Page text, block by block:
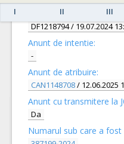
I II III
Documentatie de
DF1218794/ 19.07.2024
Anunt de intentie:
-
Anunt de atribuire:
CAN1148708/ 12.06.2025
Anunt cu transmitere la
Da
Numarul sub care a fost